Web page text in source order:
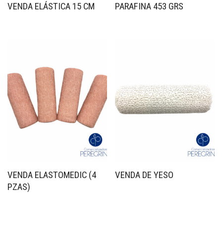
VENDA ELÁSTICA 15 CM PARAFINA 453 GRS
VENDA ELASTOMEDIC (4
PZAS)
VENDA DE YESO